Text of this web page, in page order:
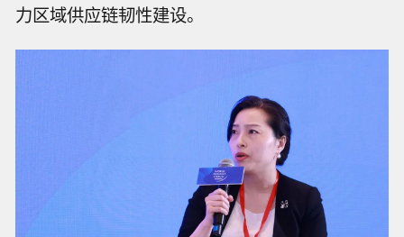
力区域供应链韧性建设。